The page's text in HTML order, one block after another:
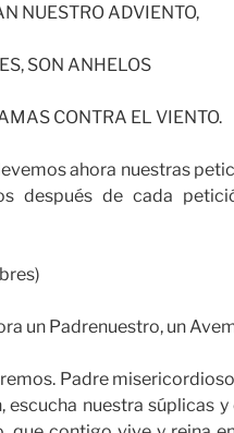
NUESTRO ADVIENTO,
SON ANHELOS
CONTRA EL VIENTO.
ahora nuestras
después de cada
un Padrenuestro, un
Padre
escucha nuestra súplicas